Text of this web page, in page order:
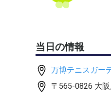
当日の情報
万博テニスガー
〒565-0826 大